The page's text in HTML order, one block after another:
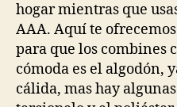
hogar mientras que
AAA. Aquí te
para que los combines
cómoda es el algodón,
cálida, mas hay